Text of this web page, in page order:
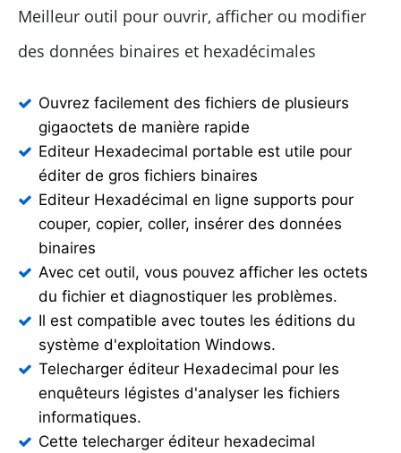
Meilleur outil pour ouvrir, afficher ou modifier
des données binaires et hexadécimales
Ouvrez facilement des fichiers de plusieurs
gigaoctets de manière rapide
Editeur Hexadecimal portable est utile pour
éditer de gros fichiers binaires
Editeur Hexadécimal en ligne supports pour
couper, copier, coller, insérer des données
binaires
Avec cet outil, vous pouvez afficher les octets
du fichier et diagnostiquer les problèmes.
Il est compatible avec toutes les éditions du
système d'exploitation Windows.
Telecharger éditeur Hexadecimal pour les
enquêteurs légistes d'analyser les fichiers
informatiques.
Cette telecharger éditeur hexadecimal